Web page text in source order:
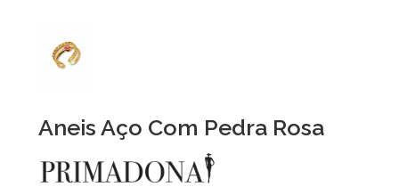
Aneis Aço Com Pedra Rosa